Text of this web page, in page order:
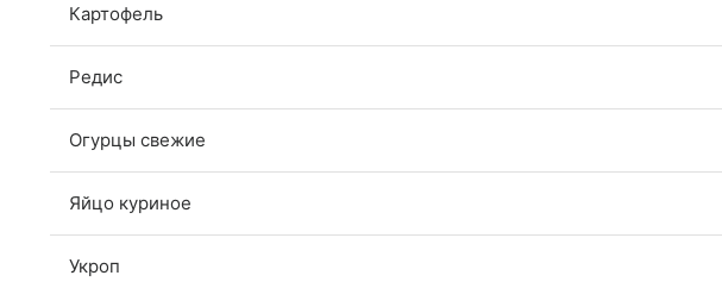
Картофель
Редис
Огурцы свежие
Яйцо куриное
Укроп